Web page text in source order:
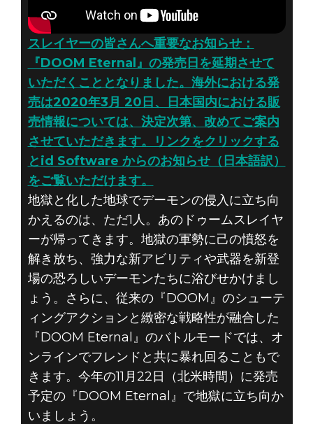
スレイヤーの皆さんへ重要なお知らせ：
『DOOM Eternal』の発売日を延期させて
いただくこととなりました。海外における発
売は2020年3月 20日、日本国内における販
売情報については、決定次第、改めてご案内
させていただきます。リンクをクリックする
とid Software からのお知らせ（日本語訳）
をご覧いただけます。
地獄と化した地球でデーモンの侵入に立ち向
かえるのは、ただ1人。あのドゥームスレイヤ
ーが帰ってきます。地獄の軍勢に己の憤怒を
解き放ち、強力な新アビリティや武器を新登
場の恐ろしいデーモンたちに浴びせかけまし
ょう。さらに、従来の『DOOM』のシューテ
ィングアクションと緻密な戦略性が融合した
『DOOM Eternal』のバトルモードでは、オ
ンラインでフレンドと共に暴れ回ることもで
きます。今年の11月22日（北米時間）に発売
予定の『DOOM Eternal』で地獄に立ち向か
いましょう。